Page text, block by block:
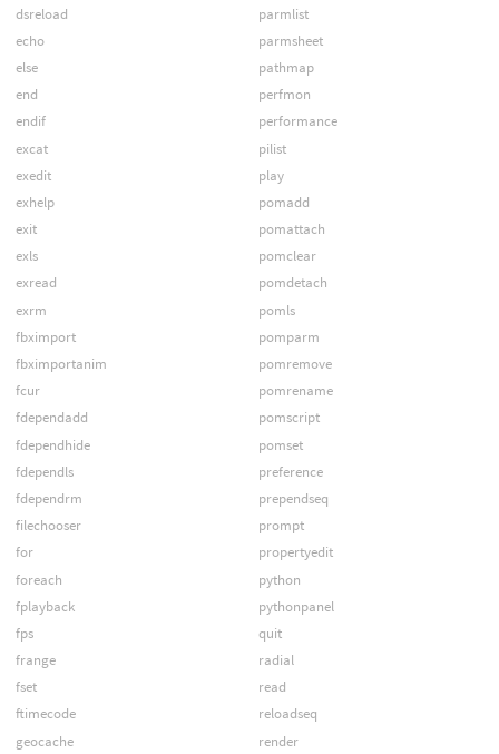
dsreload
echo
else
end
endif
excat
exedit
exhelp
exit
exls
exread
exrm
fbximport
fbximportanim
fcur
fdependadd
fdependhide
fdependls
fdependrm
filechooser
for
foreach
fplayback
fps
frange
fset
ftimecode
geocache
parmlist
parmsheet
pathmap
perfmon
performance
pilist
play
pomadd
pomattach
pomclear
pomdetach
pomls
pomparm
pomremove
pomrename
pomscript
pomset
preference
prependseq
prompt
propertyedit
python
pythonpanel
quit
radial
read
reloadseq
render